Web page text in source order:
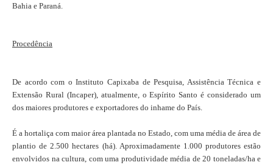
Bahia e Paraná.
Procedência
De acordo com o Instituto Capixaba de Pesquisa, Assistência Técnica e
Extensão Rural (Incaper), atualmente, o Espírito Santo é considerado um
dos maiores produtores e exportadores do inhame do País.
É a hortaliça com maior área plantada no Estado, com uma média de área de
plantio de 2.500 hectares (há). Aproximadamente 1.000 produtores estão
envolvidos na cultura, com uma produtividade média de 20 toneladas/ha e